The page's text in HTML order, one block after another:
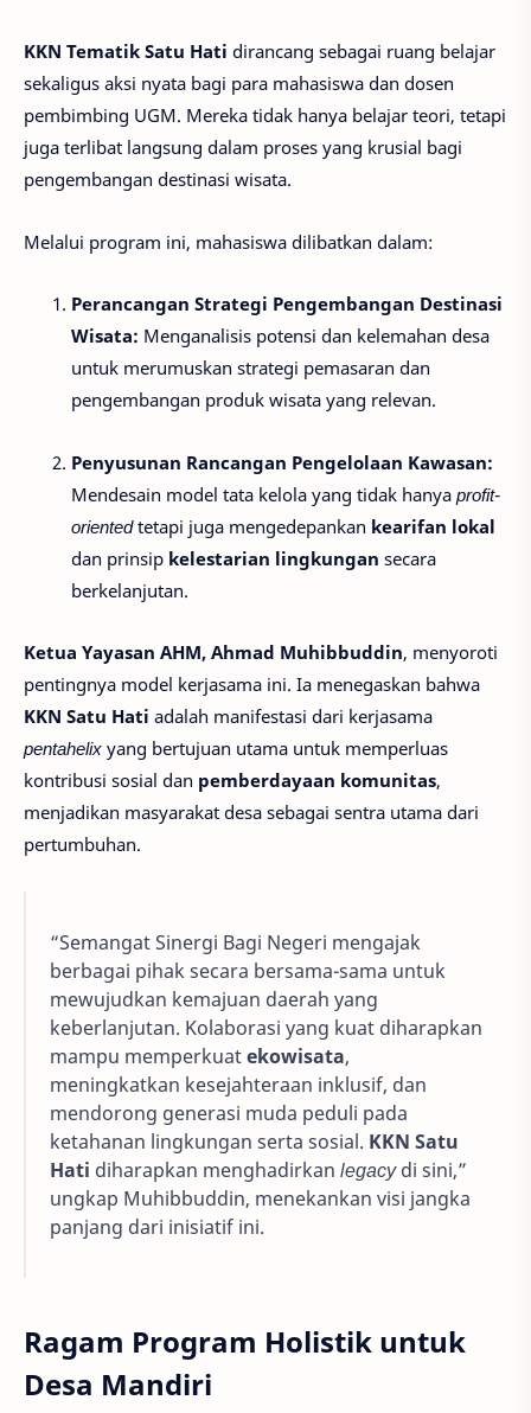
KKN Tematik Satu Hati dirancang sebagai ruang belajar
sekaligus aksi nyata bagi para mahasiswa dan dosen
pembimbing UGM. Mereka tidak hanya belajar teori, tetapi
juga terlibat langsung dalam proses yang krusial bagi
pengembangan destinasi wisata.
Melalui program ini, mahasiswa dilibatkan dalam:
Perancangan Strategi Pengembangan Destinasi
Wisata: Menganalisis potensi dan kelemahan desa
untuk merumuskan strategi pemasaran dan
pengembangan produk wisata yang relevan.
Penyusunan Rancangan Pengelolaan Kawasan:
Mendesain model tata kelola yang tidak hanya profit-
orientedtetapi juga mengedepankan kearifan lokal
dan prinsip kelestarian lingkungan secara
berkelanjutan.
Ketua Yayasan AHM, Ahmad Muhibbuddin, menyoroti
pentingnya model kerjasama ini. Ia menegaskan bahwa
KKN Satu Hati adalah manifestasi dari kerjasama
pentahelix yang bertujuan utama untuk memperluas
kontribusi sosial dan pemberdayaan komunitas,
menjadikan masyarakat desa sebagai sentra utama dari
pertumbuhan.
“Semangat Sinergi Bagi Negeri mengajak
berbagai pihak secara bersama-sama untuk
mewujudkan kemajuan daerah yang
keberlanjutan. Kolaborasi yang kuat diharapkan
mampu memperkuatekowisata,
meningkatkan kesejahteraan inklusif, dan
mendorong generasi muda peduli pada
ketahanan lingkungan serta sosial. KKN Satu
Hati diharapkan menghadirkan legacydi sini,”
ungkap Muhibbuddin, menekankan visi jangka
panjang dari inisiatif ini.
Ragam Program Holistik untuk
Desa Mandiri